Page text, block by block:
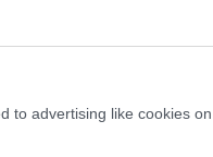
to advertising like cookies on